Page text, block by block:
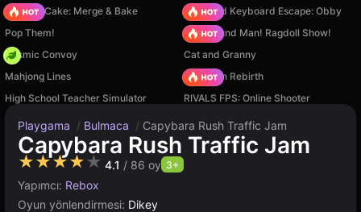
Piece of Cake: Merge & Bake
+1 Speed Keyboard Escape: Obby
Pop Them!
Playground Man! Ragdoll Show!
Cosmic Convoy
Cat and Granny
Mahjong Lines
Stickman Rebirth
High School Teacher Simulator
RIVALS FPS: Online Shooter
Playgama / Bulmaca / Capybara Rush Traffic Jam
Capybara Rush Traffic Jam
★★★★★ 4.1 / 86 oy 3+
Yapımcı: Rebox
Oyun yönlendirmesi: Dikey